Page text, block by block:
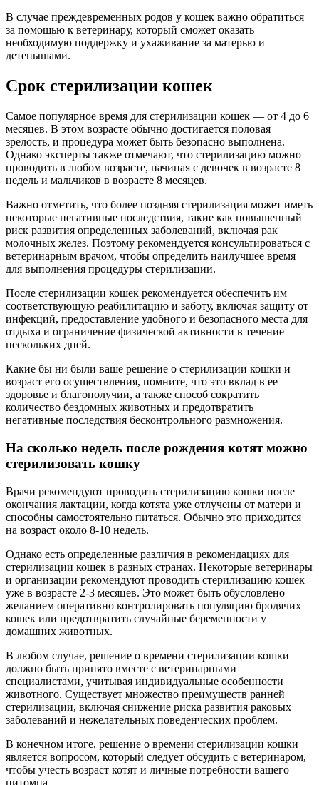
В случае преждевременных родов у кошек важно обратиться
за помощью к ветеринару, который сможет оказать
необходимую поддержку и ухаживание за матерью и
детенышами.
Срок стерилизации кошек
Самое популярное время для стерилизации кошек — от 4 до 6
месяцев. В этом возрасте обычно достигается половая
зрелость, и процедура может быть безопасно выполнена.
Однако эксперты также отмечают, что стерилизацию можно
проводить в любом возрасте, начиная с девочек в возрасте 8
недель и мальчиков в возрасте 8 месяцев.
Важно отметить, что более поздняя стерилизация может иметь
некоторые негативные последствия, такие как повышенный
риск развития определенных заболеваний, включая рак
молочных желез. Поэтому рекомендуется консультироваться с
ветеринарным врачом, чтобы определить наилучшее время
для выполнения процедуры стерилизации.
После стерилизации кошек рекомендуется обеспечить им
соответствующую реабилитацию и заботу, включая защиту от
инфекций, предоставление удобного и безопасного места для
отдыха и ограничение физической активности в течение
нескольких дней.
Какие бы ни были ваше решение о стерилизации кошки и
возраст его осуществления, помните, что это вклад в ее
здоровье и благополучии, а также способ сократить
количество бездомных животных и предотвратить
негативные последствия бесконтрольного размножения.
На сколько недель после рождения котят можно
стерилизовать кошку
Врачи рекомендуют проводить стерилизацию кошки после
окончания лактации, когда котята уже отлучены от матери и
способны самостоятельно питаться. Обычно это приходится
на возраст около 8-10 недель.
Однако есть определенные различия в рекомендациях для
стерилизации кошек в разных странах. Некоторые ветеринары
и организации рекомендуют проводить стерилизацию кошек
уже в возрасте 2-3 месяцев. Это может быть обусловлено
желанием оперативно контролировать популяцию бродячих
кошек или предотвратить случайные беременности у
домашних животных.
В любом случае, решение о времени стерилизации кошки
должно быть принято вместе с ветеринарными
специалистами, учитывая индивидуальные особенности
животного. Существует множество преимуществ ранней
стерилизации, включая снижение риска развития раковых
заболеваний и нежелательных поведенческих проблем.
В конечном итоге, решение о времени стерилизации кошки
является вопросом, который следует обсудить с ветеринаром,
чтобы учесть возраст котят и личные потребности вашего
питомца.